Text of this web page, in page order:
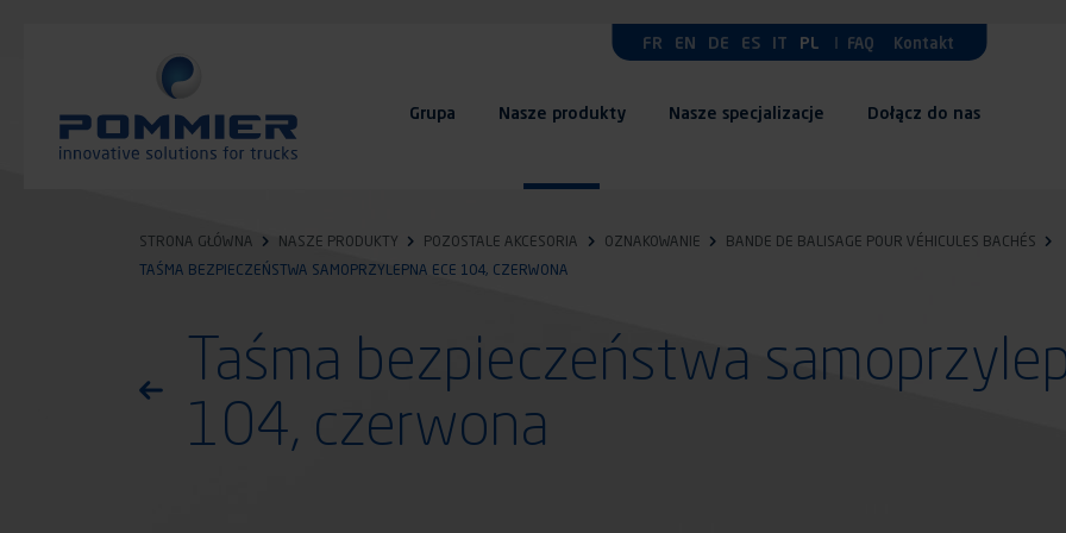
FR EN DE ES IT PL FAQ Kontakt
Grupa Nasze produkty Nasze specjalizacje Dołącz do nas
STRONA GŁÓWNA NASZE PRODUKTY POZOSTALE AKCESORIA OZNAKOWANIE
BANDE DE BALISAGE POUR VÉHICULES BACHÉS
TAŚMA BEZPIECZEŃSTWA SAMOPRZYLEPNA ECE 104, CZERWONA
Powróć do listy produktów
Taśma bezpieczeństwa
104, czerwona